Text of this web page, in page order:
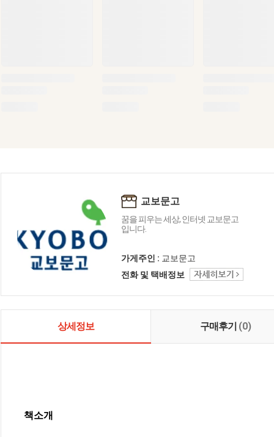
교보문고
꿈을 피우는 세상, 인터넷 교보문고
입니다.
가게주인 : 교보문고
전화 및 택배정보
상세정보 구매후기 (0)
책소개